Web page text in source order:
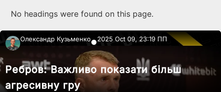
No headings were found on this page.
Олександр Кузьменко●2025 Oct 09, 23:19 ПП
Ребров: Важливо показати більш
агресивну гру